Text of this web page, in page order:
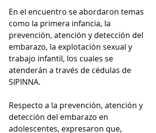
En el encuentro se abordaron temas
como la primera infancia, la
prevención, atención y detección del
embarazo, la explotación sexual y
trabajo infantil, los cuales se
atenderán a través de cédulas de
SIPINNA.
Respecto a la prevención, atención y
detección del embarazo en
adolescentes, expresaron que,